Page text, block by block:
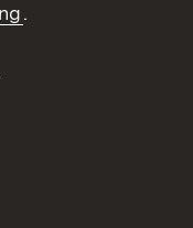
zur
.